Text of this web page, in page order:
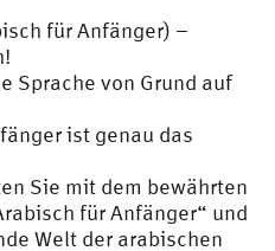
Sprache von Grund auf
ist genau das
Sie mit dem bewährten
für Anfänger“ und
Welt der arabischen